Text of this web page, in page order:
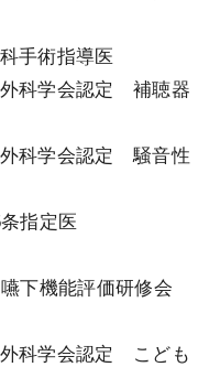
手術指導医
外科学会認定 補聴器
外科学会認定 騒音性
指定医
下機能評価研修会
科学会認定 こども